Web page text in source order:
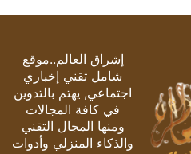
إشراق العالم..موقع
شامل تقني إخباري
اجتماعي, يهتم بالتدوين
في كافة المجالات
ومنها المجال التقني
والذكاء المنزلي وأدوات